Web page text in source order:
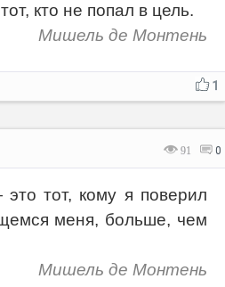
кто не попал в цель.
Мишель де Монтень
1
91 0
тот, кому я поверил
меня, больше, чем
Мишель де Монтень